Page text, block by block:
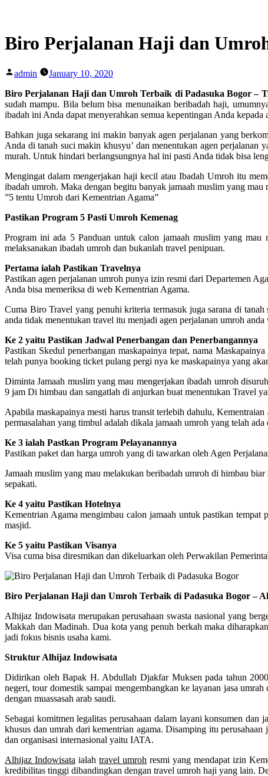
content
Biro Perjalanan Haji dan
Posted
admin
January 10, 2020
Biro Perjalanan Haji dan Umroh Terbaik di Padasuka Bogor –
sudah mampu. Bila belum bisa menunaikan beribadah haji,
ibadah ini Anda dapat menyerahkan semua kepentingan Anda
Bahkan juga sekarang ini makin banyak agen perjalanan yang
Anda di tanah suci makin khusyu’ dan menentukan agen perjalanan
murah. Untuk hindari berlangsungnya hal ini pasti Anda tidak bisa
Mengingat dalam mengerjakan haji kecil atau Ibadah Umroh itu
ibadah umroh. Maka dengan begitu banyak jamaah muslim yang
”5 tentu Umroh dari Kementrian Agama”
Pastikan Program 5 Pasti Umroh Kemenag
Program ini ada 5 Panduan untuk calon jamaah muslim yang
melaksanakan ibadah umroh dan bukanlah travel penipuan.
Pertama ialah Pastikan Travelnya
Pastikan agen perjalanan umroh punya izin resmi dari Departemen
Anda bisa memeriksa di web Kementrian Agama.
Cuma Biro Travel yang penuhi kriteria termasuk juga sarana di
anda tidak menentukan travel itu menjadi agen perjalanan umroh
Ke 2 yaitu Pastikan Jadwal Penerbangan dan Penerbangannya
Pastikan Skedul penerbangan maskapainya tepat, nama
telah punya booking ticket pulang pergi nya ke maskapainya yang
Diminta Jamaah muslim yang mau mengerjakan ibadah umroh
9 jam Di himbau dan sangatlah di anjurkan buat menentukan Travel
Apabila maskapainya mesti harus transit terlebih dahulu,
permasalahan yang timbul adalah dikala jamaah umroh yang telah
Ke 3 ialah Pastkan Program Pelayanannya
Pastikan paket dan harga umroh yang di tawarkan oleh Agen
Jamaah muslim yang mau melakukan beribadah umroh di himbau
sepakati.
Ke 4 yaitu Pastikan Hotelnya
Kementrian Agama mengimbau calon jamaah untuk pastikan
masjid.
Ke 5 yaitu Pastikan Visanya
Visa cuma bisa diresmikan dan dikeluarkan oleh Perwakilan
Biro Perjalanan Haji dan Umroh Terbaik di Padasuka Bogor –
Alhijaz Indowisata merupakan perusahaan swasta nasional yang
Makkah dan Madinah. Dua kota yang penuh berkah maka
jadi fokus bisnis usaha kami.
Struktur Alhijaz Indowisata
Didirikan oleh Bapak H. Abdullah Djakfar Muksen pada tahun
negeri, tour domestik sampai mengembangkan ke layanan jasa
dengan muassasah arab saudi.
Sebagai komitmen legalitas perusahaan dalam layani konsumen
khusus dan umrah dari kementrian agama. Disamping itu
dan organisasi internasional yaitu IATA.
Alhijaz Indowisata ialah travel umroh resmi yang mendapat izin
kredibilitas tinggi dibandingkan dengan travel umroh haji yang lain.